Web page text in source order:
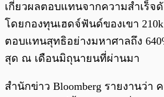
เกี่ยวผลตอบแทนจากความสำเร็จ
โดยกองทุนเฮดจ์ฟันด์ของเขา
ตอบแทนสุทธิอย่างมหาศาลถึง
สุด ณ เดือนมิถุนายนที่ผ่านมา
สำนักข่าว Bloomberg รายงานว่า